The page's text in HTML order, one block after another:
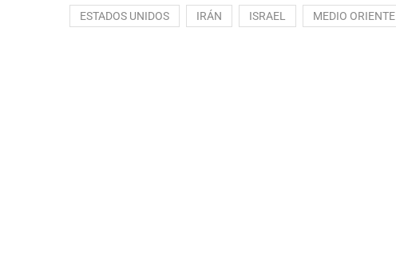
ESTADOS UNIDOS IRÁN ISRAEL MEDIO ORIENTE